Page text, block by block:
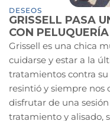
DESEOS
GRISSELL PASA
CON
Grissell es una chica
cuidarse y estar a la
tratamientos contra
resintió y siempre nos
disfrutar de una
tratamiento y alisado,